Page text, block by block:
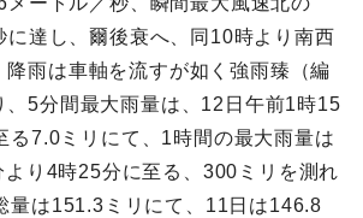
に達し、爾後衰へ、同10時より南西
降雨は車軸を流すが如く強雨臻（編
、5分間最大雨量は、12日午前1時15
る7.0ミリにて、1時間の最大雨量は
り4時25分に至る、300ミリを測れ
量は151.3ミリにて、11日は146.8